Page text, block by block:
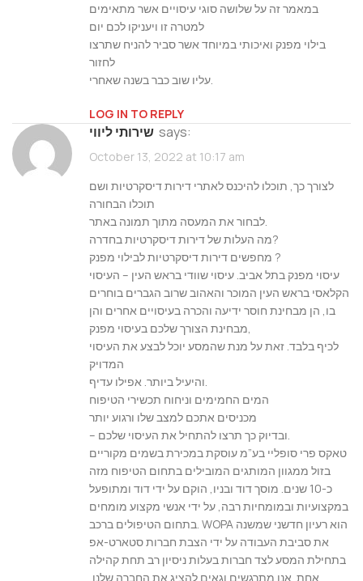
במאמר זה על שלושה סוגי עיסויים אשר מתאימים
למטרה זו ויעניקו לכם יום
בילוי מפנק ואיכותי במיוחד אשר סביר להניח שתרצו
לחזור
עליו שוב כבר בשנה שאחרי.
LOG IN TO REPLY
שירותי ליווי says:
October 13, 2022 at 10:17 am
לצורך כך, תוכלו להיכנס לאתרי דירות דיסקרטיות ושם
תוכלו הבחורה
לבחור את המעסה מתוך תמונה באתר.
מה העלות של דירות דיסקרטיות בחדרה?
מחפשים דירות דיסקרטיות לבילוי מפנק ?
עיסוי מפנק בתל אביב. עיסוי שוודי בראש העין – העיסוי
הקלאסי בראש העין המוכר והאהוב שרוב הגברים בוחרים
בו, הן מבחינת חוסר ידיעה והכרה בעיסויים אחרים והן
מבחינת הצורך שלכם בעיסוי מפנק,
לכיף בלבד. זאת על מנת שהמסע יוכל לבצע את העיסוי
המדויק
והיעיל ביותר. אפילו עדיף.
המים החמימים וניחוח תכשירי הטיפוח
מכניסים אתכם למצב שלו ורגוע יותר
– ובדיוק כך תרצו להתחיל את העיסוי שלכם.
טאקס פרי סופליי בע”מ עוסקת במכירת בשמים מקוריים
בזול ממגוון המותגים המובילים בתחום הטיפוח מזה
כ-10 שנים. מוסך דוד ובניו, הוקם על ידי דוד ומתופעל
במקצועיות ובמומחיות רבה, על ידי אנשי מקצוע מומחים
בתחום הטיפולים ברכב. WOPA הוא רעיון חדשני שמשנה
את סביבת העבודה על ידי הצבת חברות סטארט-אפ
בתחילת המסע לצד חברות בעלות ניסיון רב תחת קהילה
אחת. אנו מתרגשים וגאים להציג את החברה שלנו,